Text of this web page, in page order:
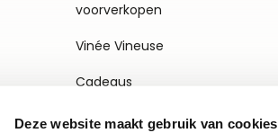
Deze website maakt gebruik van cookies
voorverkopen
Vinée Vineuse
Cadeaus